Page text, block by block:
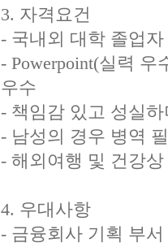
3. 자격요건
- 국내외 대학 졸업자
- Powerpoint(실력 우
우수
- 책임감 있고 성실
- 남성의 경우 병역
- 해외여행 및 건강
4. 우대사항
- 금융회사 기획 부